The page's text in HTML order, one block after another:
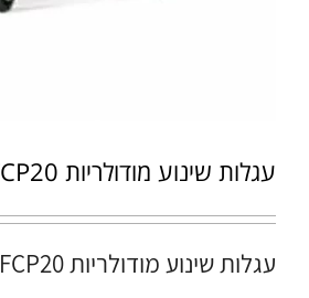
עגלות שינוע מודולריות FCP20
עגלות שינוע מודולריות FCP20